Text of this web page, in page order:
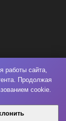
. Все права
работы сайта,
Продолжая
cookie.